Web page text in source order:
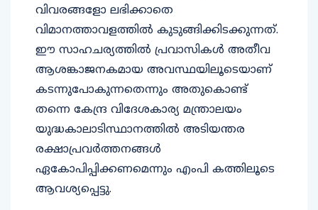
വിവരങ്ങളോ ലഭിക്കാതെ
വിമാനത്താവളത്തില്‍ കുടുങ്ങിക്കിടക്കുന്നത്.
ഈ സാഹചര്യത്തില്‍ പ്രവാസികള്‍ അതീവ
ആശങ്കാജനകമായ അവസ്ഥയിലൂടെയാണ്
കടന്നുപോകുന്നതെന്നും അതുകൊണ്ട്
തന്നെ കേന്ദ്ര വിദേശകാര്യ മന്ത്രാലയം
യുദ്ധകാലാടിസ്ഥാനത്തില്‍ അടിയന്തര
രക്ഷാപ്രവര്‍ത്തനങ്ങള്‍
ഏകോപിപ്പിക്കണമെന്നും എംപി കത്തിലൂടെ
ആവശ്യപ്പെട്ടു.